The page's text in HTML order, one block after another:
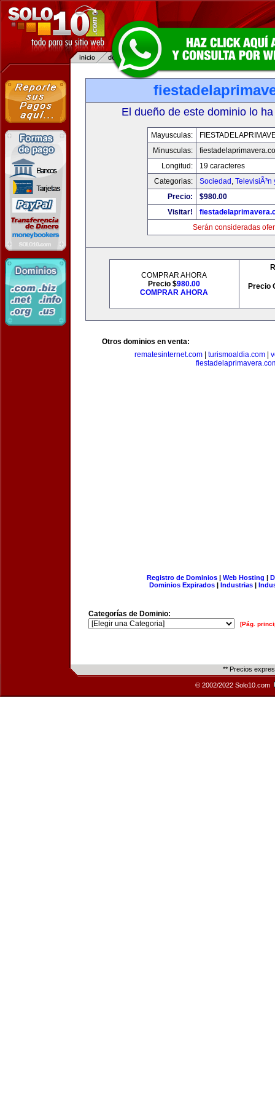
El dueño de este dominio lo
Mayusculas:
Minusculas:
Longitud:
19 caracteres
Categorias:
Sociedad , TelevisiÃ³n
Precio:
$980.00
Visitar!
Serán consideradas
COMPRAR AHORA
Precio $980.00
COMPRAR AHORA
Precio
Otros dominios en venta:
rematesinternet.com| turismoaldia.com|
Registro de Dominios| Web Hosting |
Dominios Expirados | Industrias |
Categorías de Dominio:
[Pág.
** Precios
© 2002/2022 Solo10.com